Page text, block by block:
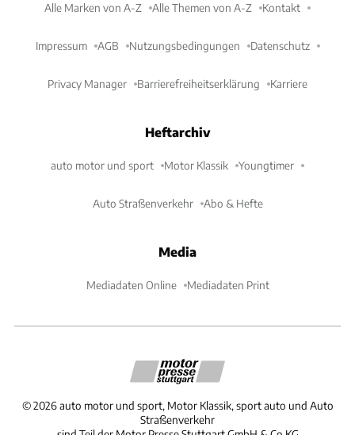
Alle Marken von A-Z Alle Themen von A-Z Kontakt
Impressum AGB Nutzungsbedingungen Datenschutz
Privacy Manager Barrierefreiheitserklärung Karriere
Heftarchiv
auto motor und sport Motor Klassik Youngtimer
Auto Straßenverkehr Abo & Hefte
Media
Mediadaten Online Mediadaten Print
©2026 auto motor und sport, Motor Klassik, sport auto und Auto
Straßenverkehr